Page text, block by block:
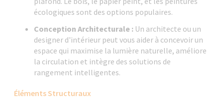
écologiques sont des options populaires.
Conception Architecturale : Un architecte ou un
designer d'intérieur peut vous aider à concevoir un
espace qui maximise la lumière naturelle, améliore
la circulation et intègre des solutions de
rangement intelligentes.
Éléments Structuraux